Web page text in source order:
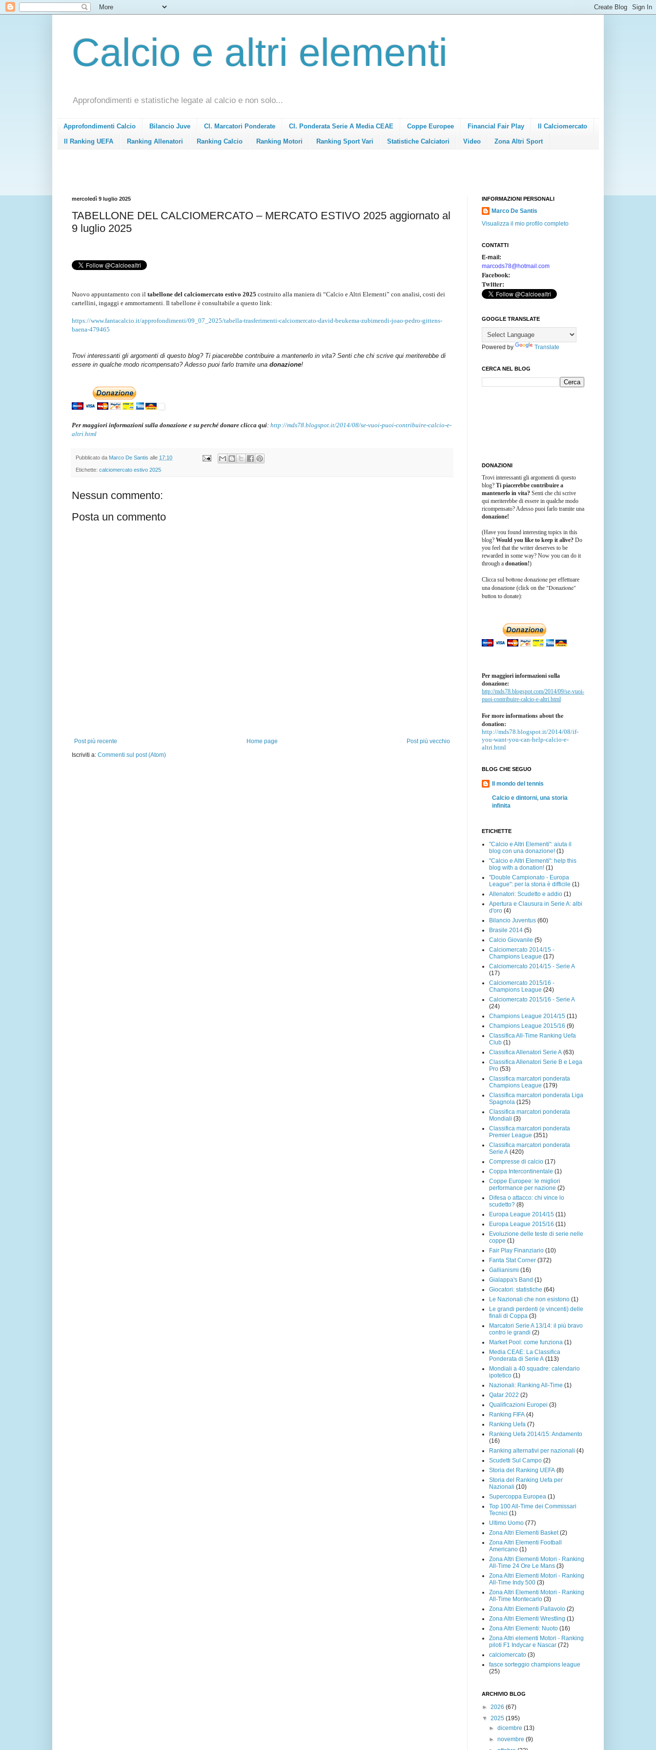
Calcio e altri elementi
Approfondimenti e statistiche legate al calcio e non solo...
Approfondimenti Calcio Bilancio Juve Cl. Marcatori Ponderate Cl. Ponderata Serie A Media CEAE Coppe Europee Financial Fair Play Il Calciomercato
Il Ranking UEFA Ranking Allenatori Ranking Calcio Ranking Motori Ranking Sport Vari Statistiche Calciatori Video Zona Altri Sport
mercoledì 9 luglio 2025
TABELLONE DEL CALCIOMERCATO – MERCATO ESTIVO 2025 aggiornato al
9 luglio 2025
Nuovo appuntamento con il tabellone del calciomercato estivo 2025 costruito alla maniera di “Calcio e Altri Elementi” con analisi, costi dei
cartellini, ingaggi e ammortamenti. Il tabellone è consultabile a questo link:
https://www.fantacalcio.it/approfondimenti/09_07_2025/tabella-trasferimenti-calciomercato-david-beukema-zubimendi-joao-pedro-gittens-
baena-479465
Trovi interessanti gli argomenti di questo blog? Ti piacerebbe contribuire a mantenerlo in vita? Senti che chi scrive qui meriterebbe di
essere in qualche modo ricompensato? Adesso puoi farlo tramite una donazione!
Per maggiori informazioni sulla donazione e su perché donare clicca qui: http://mds78.blogspot.it/2014/08/se-vuoi-puoi-contribuire-calcio-e-
altri.html
Pubblicato da Marco De Santis alle 17:10
Etichette: calciomercato estivo 2025
Nessun commento:
Posta un commento
Post più recente Post più vecchio
Home page
Iscriviti a: Commenti sul post (Atom)
INFORMAZIONI PERSONALI
Marco De Santis
Visualizza il mio profilo completo
CONTATTI
E-mail:
marcods78@hotmail.com
Facebook:
Twitter:
GOOGLE TRANSLATE
Powered by Translate
CERCA NEL BLOG
DONAZIONI
Trovi interessanti gli argomenti di questo
blog? Ti piacerebbe contribuire a
mantenerlo in vita? Senti che chi scrive
qui meriterebbe di essere in qualche modo
ricompensato? Adesso puoi farlo tramite una
donazione!
(Have you found interesting topics in this
blog? Would you like to keep it alive? Do
you feel that the writer deserves to be
rewarded in some way? Now you can do it
through a donation!)
Clicca sul bottone donazione per effettuare
una donazione (click on the "Donazione"
button to donate):
Per maggiori informazioni sulla
donazione:
http://mds78.blogspot.com/2014/09/se-vuoi-
puoi-contribuire-calcio-e-altri.html
For more informations about the
donation:
http://mds78.blogspot.it/2014/08/if-
you-want-you-can-help-calcio-e-
altri.html
BLOG CHE SEGUO
Il mondo del tennis
Calcio e dintorni, una storia
infinita
ETICHETTE
"Calcio e Altri Elementi": aiuta il
blog con una donazione! (1)
"Calcio e Altri Elementi": help this
blog with a donation! (1)
"Double Campionato - Europa
League": per la storia è difficile (1)
Allenatori: Scudetto e addio (1)
Apertura e Clausura in Serie A: albi
d'oro (4)
Bilancio Juventus (60)
Brasile 2014 (5)
Calcio Giovanile (5)
Calciomercato 2014/15 -
Champions League (17)
Calciomercato 2014/15 - Serie A
(17)
Calciomercato 2015/16 -
Champions League (24)
Calciomercato 2015/16 - Serie A
(24)
Champions League 2014/15 (11)
Champions League 2015/16 (9)
Classifica All-Time Ranking Uefa
Club (1)
Classifica Allenatori Serie A (63)
Classifica Allenatori Serie B e Lega
Pro (53)
Classifica marcatori ponderata
Champions League (179)
Classifica marcatori ponderata Liga
Spagnola (125)
Classifica marcatori ponderata
Mondiali (3)
Classifica marcatori ponderata
Premier League (351)
Classifica marcatori ponderata
Serie A (420)
Compresse di calcio (17)
Coppa Intercontinentale (1)
Coppe Europee: le migliori
performance per nazione (2)
Difesa o attacco: chi vince lo
scudetto? (8)
Europa League 2014/15 (11)
Europa League 2015/16 (11)
Evoluzione delle teste di serie nelle
coppe (1)
Fair Play Finanziario (10)
Fanta Stat Corner (372)
Gallianismi (16)
Gialappa's Band (1)
Giocatori: statistiche (64)
Le Nazionali che non esistono (1)
Le grandi perdenti (e vincenti) delle
finali di Coppa (3)
Marcatori Serie A 13/14: il più bravo
contro le grandi (2)
Market Pool: come funziona (1)
Media CEAE: La Classifica
Ponderata di Serie A (113)
Mondiali a 40 squadre: calendario
ipotetico (1)
Nazionali: Ranking All-Time (1)
Qatar 2022 (2)
Qualificazioni Europei (3)
Ranking FIFA (4)
Ranking Uefa (7)
Ranking Uefa 2014/15: Andamento
(16)
Ranking alternativi per nazionali (4)
Scudetti Sul Campo (2)
Storia del Ranking UEFA (8)
Storia del Ranking Uefa per
Nazionali (10)
Supercoppa Europea (1)
Top 100 All-Time dei Commissari
Tecnici (1)
Ultimo Uomo (77)
Zona Altri Elementi Basket (2)
Zona Altri Elementi Football
Americano (1)
Zona Altri Elementi Motori - Ranking
All-Time 24 Ore Le Mans (3)
Zona Altri Elementi Motori - Ranking
All-Time Indy 500 (3)
Zona Altri Elementi Motori - Ranking
All-Time Montecarlo (3)
Zona Altri Elementi Pallavolo (2)
Zona Altri Elementi Wrestling (1)
Zona Altri Elementi: Nuoto (16)
Zona Altri elementi Motori - Ranking
piloti F1 Indycar e Nascar (72)
calciomercato (3)
fasce sorteggio champions league
(25)
ARCHIVIO BLOG
► 2026 (67)
▼ 2025 (195)
►dicembre(13)
►novembre(9)